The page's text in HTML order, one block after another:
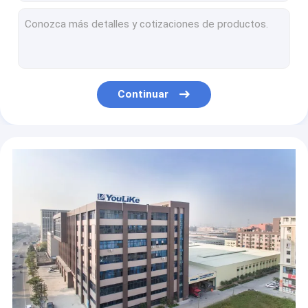
El polvo cubrió 10 el soporte al aire libre de la pared de la unidad del consumidor de la caja de la manera MCB
13 dirección de la red montada en la pared de la caja de distribución de la manera MCB
Rasante y superficial montados 24 plásticos de la caja de la manera MCB con el soporte movible
Continuar